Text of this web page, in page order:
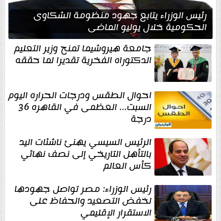
رئيس الوزراء يتابع جهود منظومة الشكاوى
الحكومية خلال يوليو الماضي
جامعة هيروشيما تمنح وزير التعليم
الدكتوراه الفخرية تقديرا لما حققه
احوال الطقس ودرجات الحراره اليوم
السبت... العظمى في القاهره 36
درجة
الرئيس السيسي يهنئ ناشئات اليد
بالتأهل التاريخي إلى نصف نهائي
كأس العالم
رئيس الوزراء: مصر تواصل جهودها
لخفض التصعيد والحفاظ على
الاستقرار الإقليمي